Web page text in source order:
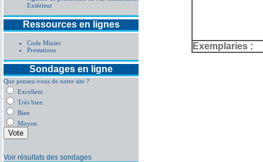
Extérieur
Ressources en lignes
Code Minier
Prestations
Sondages en ligne
Que pensez-vous de notre site ?
Excellent
Très bien
Bien
Moyen
Voir résultats des sondages
Exemplaries :